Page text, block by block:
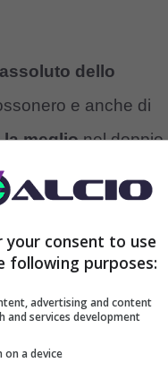
dello
e anche di
la meglionel doppio
anche con
dediche, lacrime e
l’esperto centrale non
altro club.
consent to use
following purposes:
advertising and content
and services development
a device